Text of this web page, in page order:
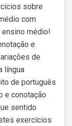
sobre
com
médio!
e
de
língua
de português
e conotação
sentido
exercícios